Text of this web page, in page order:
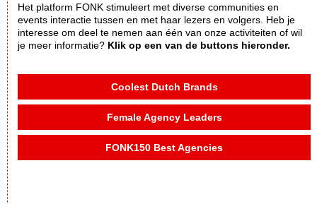
Het platform FONK stimuleert met diverse communities en
events interactie tussen en met haar lezers en volgers. Heb je
interesse om deel te nemen aan één van onze activiteiten of wil
je meer informatie? Klik op een van de buttons hieronder.
Coolest Dutch Brands
Female Agency Leaders
FONK150 Best Agencies